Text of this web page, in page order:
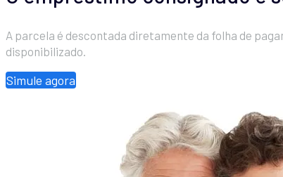
A parcela é descontada diretamente da folha de
disponibilizado.
Simule agora